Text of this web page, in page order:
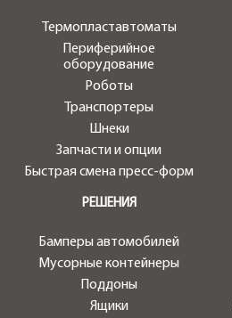
Термопластавтоматы
Периферийное
оборудование
Роботы
Транспортеры
Шнеки
Запчасти и опции
Быстрая смена пресс-форм
РЕШЕНИЯ
Бамперы автомобилей
Мусорные контейнеры
Поддоны
Ящики